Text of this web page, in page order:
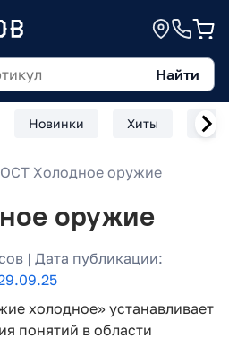
Найти
Новинки Хиты
Холодное оружие
оружие
| Дата публикации:
холодное» устанавливает
понятий в области